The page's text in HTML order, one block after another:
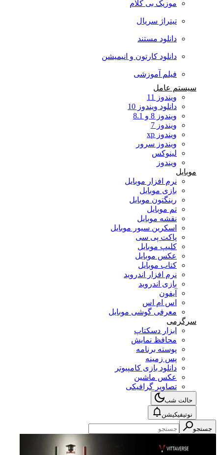
موزیک بی کلام
تیتراژ سریال
دانلود مستند
دانلود کارتون و انیمیشن
فیلم آموزشی
سیستم عامل
ویندوز 11
دانلود ویندوز 10
ویندوز 8 و 8.1
ویندوز 7
ویندوز xp
ویندوز سرور
لینوکس
ویندوز
موبایل
نرم افزار موبایل
بازی موبایل
رینگتون موبایل
تم موبایل
نقشه موبایل
اسکرین سیور موبایل
پاکت پی سی
کلیپ موبایل
عکس موبایل
کتاب موبایل
نرم افزار اندروید
بازی اندروید
آیفون
اس ام اس
معرفی گوشی موبایل
سرگرمی
ابزار دسکتاپ
محافظ نمایش
پوسته برنامه
پس زمینه
دانلود بازی کامپیوتر
عکس ماشین
تصاویر گرافیکی
حالت شب
نوتیفیکیشن
جستجو